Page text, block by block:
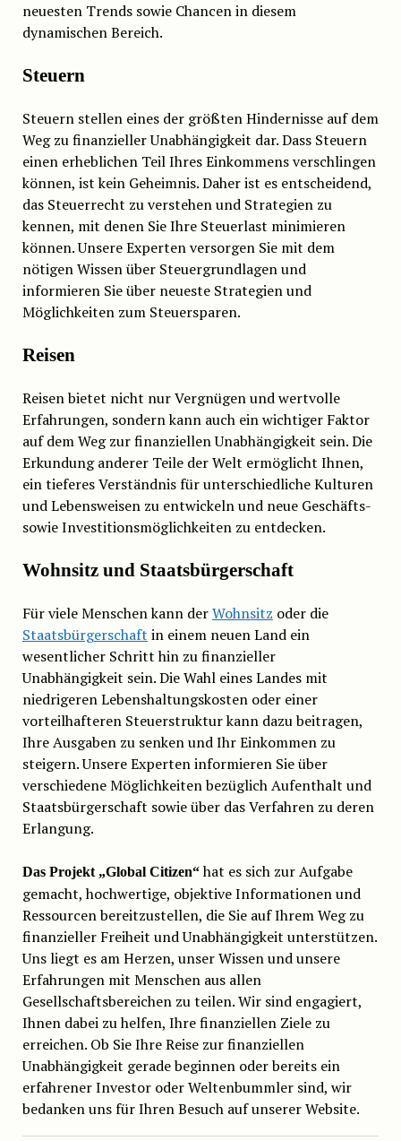
neuesten Trends sowie Chancen in diesem
dynamischen Bereich.
Steuern
Steuern stellen eines der größten Hindernisse auf dem
Weg zu finanzieller Unabhängigkeit dar. Dass Steuern
einen erheblichen Teil Ihres Einkommens verschlingen
können, ist kein Geheimnis. Daher ist es entscheidend,
das Steuerrecht zu verstehen und Strategien zu
kennen, mit denen Sie Ihre Steuerlast minimieren
können. Unsere Experten versorgen Sie mit dem
nötigen Wissen über Steuergrundlagen und
informieren Sie über neueste Strategien und
Möglichkeiten zum Steuersparen.
Reisen
Reisen bietet nicht nur Vergnügen und wertvolle
Erfahrungen, sondern kann auch ein wichtiger Faktor
auf dem Weg zur finanziellen Unabhängigkeit sein. Die
Erkundung anderer Teile der Welt ermöglicht Ihnen,
ein tieferes Verständnis für unterschiedliche Kulturen
und Lebensweisen zu entwickeln und neue Geschäfts-
sowie Investitionsmöglichkeiten zu entdecken.
Wohnsitz und Staatsbürgerschaft
Für viele Menschen kann derWohnsitz oder die
Staatsbürgerschaft in einem neuen Land ein
wesentlicher Schritt hin zu finanzieller
Unabhängigkeit sein. Die Wahl eines Landes mit
niedrigeren Lebenshaltungskosten oder einer
vorteilhafteren Steuerstruktur kann dazu beitragen,
Ihre Ausgaben zu senken und Ihr Einkommen zu
steigern. Unsere Experten informieren Sie über
verschiedene Möglichkeiten bezüglich Aufenthalt und
Staatsbürgerschaft sowie über das Verfahren zu deren
Erlangung.
Das Projekt „Global Citizen“hat es sich zur Aufgabe
gemacht, hochwertige, objektive Informationen und
Ressourcen bereitzustellen, die Sie auf Ihrem Weg zu
finanzieller Freiheit und Unabhängigkeit unterstützen.
Uns liegt es am Herzen, unser Wissen und unsere
Erfahrungen mit Menschen aus allen
Gesellschaftsbereichen zu teilen. Wir sind engagiert,
Ihnen dabei zu helfen, Ihre finanziellen Ziele zu
erreichen. Ob Sie Ihre Reise zur finanziellen
Unabhängigkeit gerade beginnen oder bereits ein
erfahrener Investor oder Weltenbummler sind, wir
bedanken uns für Ihren Besuch auf unserer Website.